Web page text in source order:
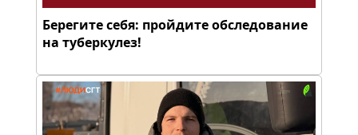
Берегите себя: пройдите обследование
на туберкулез!